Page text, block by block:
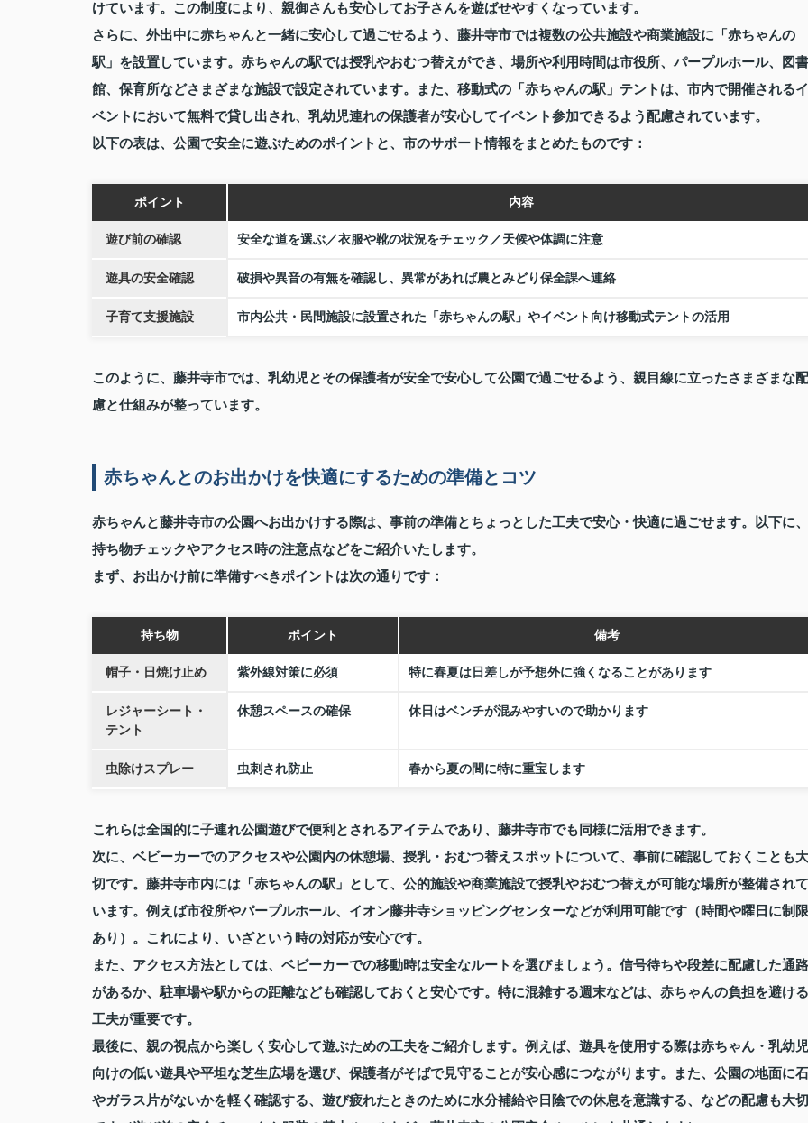
けています。この制度により、親御さんも安心してお子さんを遊ばせやすくなっています。
さらに、外出中に赤ちゃんと一緒に安心して過ごせるよう、藤井寺市では複数の公共施設や商業施設に「赤ちゃんの
駅」を設置しています。赤ちゃんの駅では授乳やおむつ替えができ、場所や利用時間は市役所、パープルホール、図書
館、保育所などさまざまな施設で設定されています。また、移動式の「赤ちゃんの駅」テントは、市内で開催されるイ
ベントにおいて無料で貸し出され、乳幼児連れの保護者が安心してイベント参加できるよう配慮されています。
以下の表は、公園で安全に遊ぶためのポイントと、市のサポート情報をまとめたものです：
ポイント 内容
遊び前の確認 安全な道を選ぶ／衣服や靴の状況をチェック／天候や体調に注意
遊具の安全確認 破損や異音の有無を確認し、異常があれば農とみどり保全課へ連絡
子育て支援施設 市内公共・民間施設に設置された「赤ちゃんの駅」やイベント向け移動式テントの活用
このように、藤井寺市では、乳幼児とその保護者が安全で安心して公園で過ごせるよう、親目線に立ったさまざまな配
慮と仕組みが整っています。
赤ちゃんとのお出かけを快適にするための準備とコツ
赤ちゃんと藤井寺市の公園へお出かけする際は、事前の準備とちょっとした工夫で安心・快適に過ごせます。以下に、
持ち物チェックやアクセス時の注意点などをご紹介いたします。
まず、お出かけ前に準備すべきポイントは次の通りです：
持ち物 ポイント 備考
帽子・日焼け止め 紫外線対策に必須 特に春夏は日差しが予想外に強くなることがあります
レジャーシート・
テント
休憩スペースの確保 休日はベンチが混みやすいので助かります
虫除けスプレー 虫刺され防止 春から夏の間に特に重宝します
これらは全国的に子連れ公園遊びで便利とされるアイテムであり、藤井寺市でも同様に活用できます。
次に、ベビーカーでのアクセスや公園内の休憩場、授乳・おむつ替えスポットについて、事前に確認しておくことも大
切です。藤井寺市内には「赤ちゃんの駅」として、公的施設や商業施設で授乳やおむつ替えが可能な場所が整備されて
います。例えば市役所やパープルホール、イオン藤井寺ショッピングセンターなどが利用可能です（時間や曜日に制限
あり）。これにより、いざという時の対応が安心です。
また、アクセス方法としては、ベビーカーでの移動時は安全なルートを選びましょう。信号待ちや段差に配慮した通路
があるか、駐車場や駅からの距離なども確認しておくと安心です。特に混雑する週末などは、赤ちゃんの負担を避ける
工夫が重要です。
最後に、親の視点から楽しく安心して遊ぶための工夫をご紹介します。例えば、遊具を使用する際は赤ちゃん・乳幼児
向けの低い遊具や平坦な芝生広場を選び、保護者がそばで見守ることが安心感につながります。また、公園の地面に石
やガラス片がないかを軽く確認する、遊び疲れたときのために水分補給や日陰での休息を意識する、などの配慮も大切